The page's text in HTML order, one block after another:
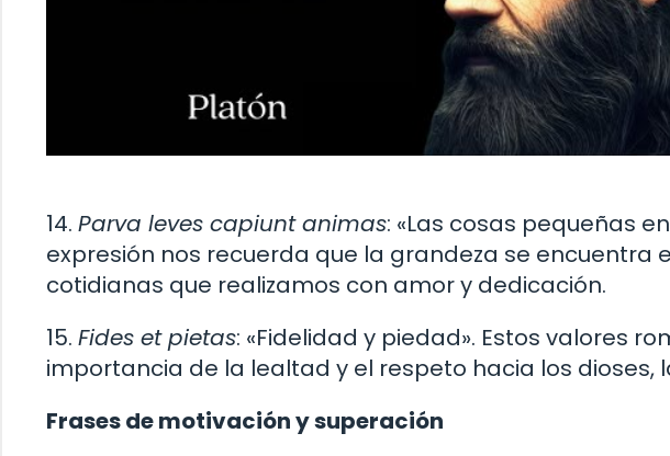
14. Parva leves capiunt animas: «Las cosas pequeñas
expresión nos recuerda que la grandeza se encuentra
cotidianas que realizamos con amor y dedicación.
15. Fides et pietas: «Fidelidad y piedad». Estos valores
importancia de la lealtad y el respeto hacia los dioses,
Frases de motivación y superación